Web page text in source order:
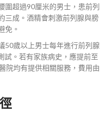
圍超過90厘米的男士，患前列
三成。酒精會刺激前列腺與膀
免。
50歲以上男士每年進行前列腺
試。若有家族病史，應提前至
院均有提供相關服務，費用由